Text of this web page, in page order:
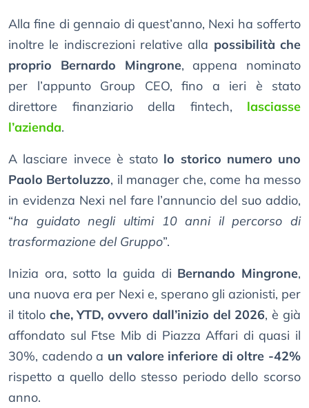
Alla fine di gennaio di quest’anno, Nexi ha sofferto
inoltre le indiscrezioni relative alla possibilità che
proprio Bernardo Mingrone, appena nominato
per l’appunto Group CEO, fino a ieri è stato
direttore finanziario della fintech, lasciasse
l’azienda.
A lasciare invece è stato lo storico numero uno
Paolo Bertoluzzo, il manager che, come ha messo
in evidenza Nexi nel fare l’annuncio del suo addio,
“ha guidato negli ultimi 10 anni il percorso di
trasformazione del Gruppo”.
Inizia ora, sotto la guida di Bernando Mingrone,
una nuova era per Nexi e, sperano gli azionisti, per
il titolo che, YTD, ovvero dall’inizio del 2026, è già
affondato sul Ftse Mib di Piazza Affari di quasi il
30%, cadendo a un valore inferiore di oltre -42%
rispetto a quello dello stesso periodo dello scorso
anno.